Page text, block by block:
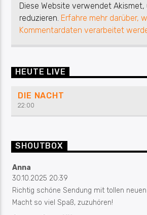
Diese Website verwendet Akismet,
reduzieren. Erfahre mehr darüber,
Kommentardaten verarbeitet
HEUTE LIVE
DIE NACHT
22:00
SHOUTBOX
Anna
30.10.2025 20:39
Richtig schöne Sendung mit tollen
Macht so viel Spaß, zuzuhören!